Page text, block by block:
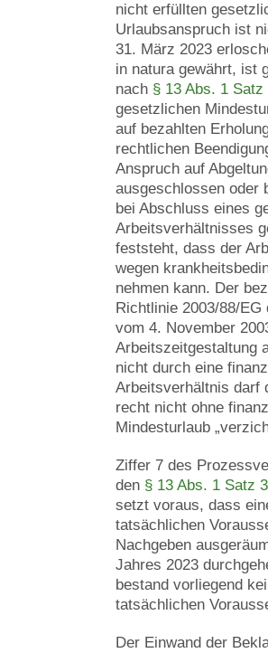
nicht erfüllten
Urlaubsanspruch ist
31. März 2023
in natura gewährt, ist
nach § 13 Abs. 1 Satz
gesetzlichen
auf bezahlten
rechtlichen
Anspruch auf
ausgeschlossen oder
bei Abschluss eines
Arbeitsverhältnisses
feststeht, dass der
wegen
nehmen kann. Der
Richtlinie 2003/88/
vom 4. November
Arbeitszeitgestaltung
nicht durch eine
Arbeitsverhältnis darf
recht nicht ohne
Mindesturlaub
Ziffer 7 des
den § 13 Abs. 1 Satz
setzt voraus, dass
tatsächlichen
Nachgeben
Jahres 2023
bestand vorliegend
tatsächlichen
Der Einwand der